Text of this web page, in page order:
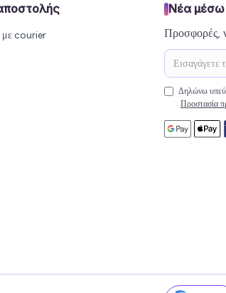
με courier
Νέα μέσω
Προσφορές,
Δηλώνω
Προστασία